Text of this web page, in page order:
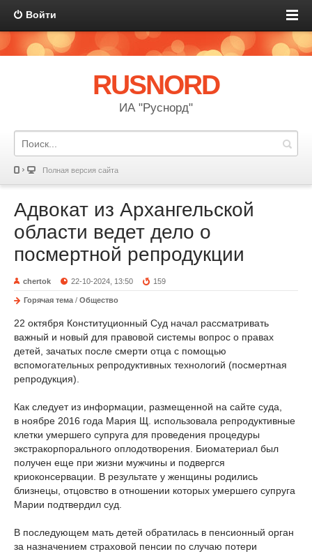
Войти
RUSNORD
ИА "Руснорд"
Полная версия сайта
Адвокат из Архангельской
области ведет дело о
посмертной репродукции
chertok 22-10-2024, 13:50 159
Горячая тема / Общество
22 октября Конституционный Суд начал рассматривать
важный и новый для правовой системы вопрос о правах
детей, зачатых после смерти отца с помощью
вспомогательных репродуктивных технологий (посмертная
репродукция).
Как следует из информации, размещенной на сайте суда,
в ноябре 2016 года Мария Щ. использовала репродуктивные
клетки умершего супруга для проведения процедуры
экстракорпорального оплодотворения. Биоматериал был
получен еще при жизни мужчины и подвергся
криоконсервации. В результате у женщины родились
близнецы, отцовство в отношении которых умершего супруга
Марии подтвердил суд.
В последующем мать детей обратилась в пенсионный орган
за назначением страховой пенсии по случаю потери